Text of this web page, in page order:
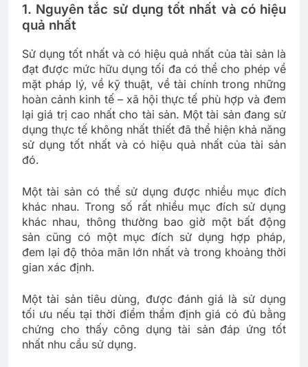
1. Nguyên tắc sử dụng tốt nhất và có hiệu
quả nhất
Sử dụng tốt nhất và có hiệu quả nhất của tài sản là
đạt được mức hữu dụng tối đa có thể cho phép về
mặt pháp lý, về kỹ thuật, về tài chính trong những
hoàn cảnh kinh tế – xã hội thực tế phù hợp và đem
lại giá trị cao nhất cho tài sản. Một tài sản đang sử
dụng thực tế không nhất thiết đã thể hiện khả năng
sử dụng tốt nhất và có hiệu quả nhất của tài sản
đó.
Một tài sản có thể sử dụng được nhiều mục đích
khác nhau. Trong số rất nhiều mục đích sử dụng
khác nhau, thông thường bao giờ một bất động
sản cũng có một mục đích sử dụng hợp pháp,
đem lại độ thỏa mãn lớn nhất và trong khoảng thời
gian xác định.
Một tài sản tiêu dùng, được đánh giá là sử dụng
tối ưu nếu tại thời điểm thẩm định giá có đủ bằng
chứng cho thấy công dụng tài sản đáp ứng tốt
nhất nhu cầu sử dụng.